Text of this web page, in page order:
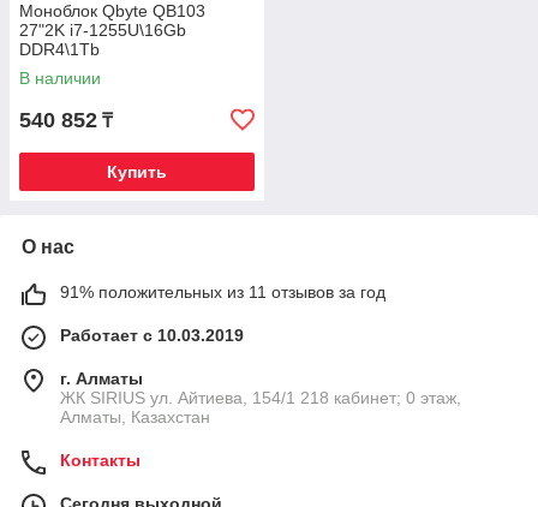
Моноблок Qbyte QB103
27"2K i7-1255U\16Gb
DDR4\1Tb
NVMe\Web\Pivot\Клавиатура+
Мышь+Гарнитура\Win11Pro
В наличии
540 852 ₸
Купить
О нас
91% положительных из 11 отзывов за год
Работает с 10.03.2019
г. Алматы
​ЖК SIRIUS​ ул. Айтиева, 154/1​ 218 кабинет; 0 этаж,
Алматы, Казахстан
Контакты